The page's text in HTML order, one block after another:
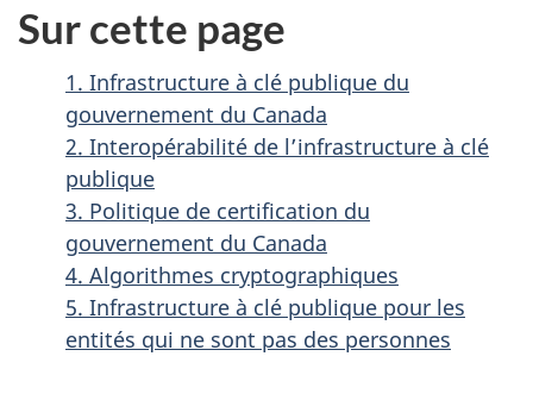
Sur cette page
1. Infrastructure à clé publique du
gouvernement du Canada
2. Interopérabilité de l’infrastructure à clé
publique
3. Politique de certification du
gouvernement du Canada
4. Algorithmes cryptographiques
5. Infrastructure à clé publique pour les
entités qui ne sont pas des personnes